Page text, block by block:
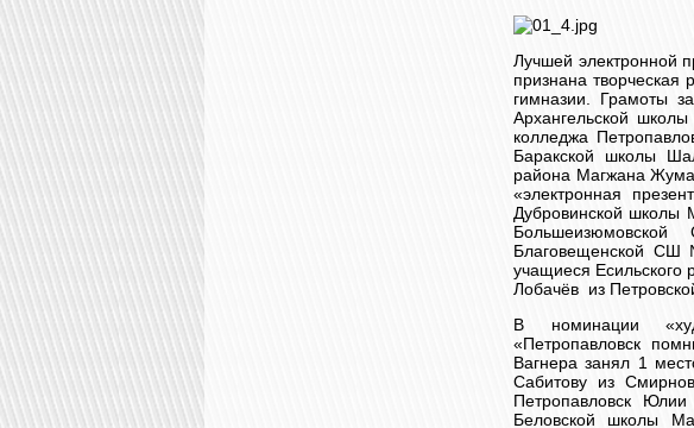
Лучшей электронной
признана
гимназии. Грамоты
Архангельской
колледжа
Баракской школы
района Магжана
«электронная
Дубровинской школы
Благовещенской СШ
учащиеся
Лобачёв из
В номинации
«Петропавловск
Вагнера занял 1
Сабитову из
Петропавловск
Беловской школы